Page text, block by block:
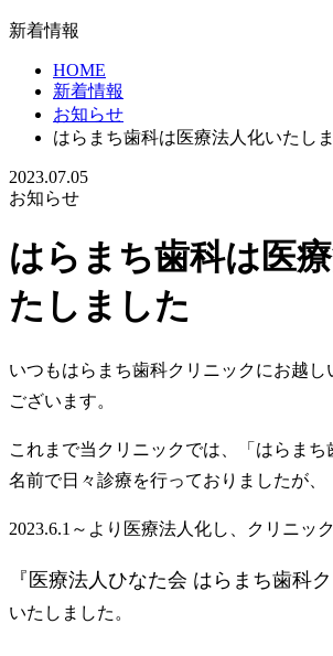
新着情報
HOME
新着情報
お知らせ
はらまち歯科は医療法人化いたし
2023.07.05
お知らせ
はらまち歯科は医
たしました
いつもはらまち歯科クリニックにお越し
ございます。
これまで当クリニックでは、「はらま
名前で日々診療を行っておりましたが、
2023.6.1～より医療法人化し、クリニッ
『医療法人ひなた会 はらまち歯科ク
いたしました。